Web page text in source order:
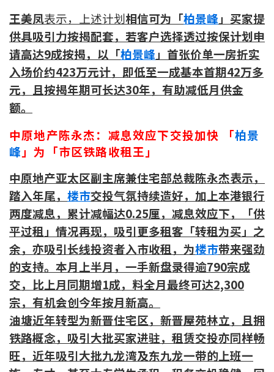
本网页所提供资料仅作参考用途。
若因错漏而引致任何不便或损失，中原按揭概不负责。
本网站采用无障碍网页设计，如有任何问题，可查询：
2889 2886 / cmb@mail.centanet.com
中原地产 | 网上搵楼 |
中原工商铺
© 2026 中原按揭经纪有限公司 Centaline Mortgage Broker Limited 版权所有
条款及细则
王美凤表示， 上述计划相信可为「柏景峰」买家提
供具吸引力按揭配套，若客户选择透过按保计划申
请高达9成按揭，以「柏景峰」首张价单一房折实
入场价约423万元计，即低至一成基本首期42万多
元，且按揭年期可长达30年，有助减低月供金
额。
中原地产陈永杰：减息效应下交投加快 「柏景
峰」为「市区铁路收租王」
中原地产亚太区副主席兼住宅部总裁陈永杰表示，
踏入年尾， 楼市交投气氛持续造好，加上本港银行
两度减息，累计减幅达0.25厘，减息效应下，「供
平过租」情况再现，吸引更多租客「转租为买」之
余，亦吸引长线投资者入市收租，为楼市带来强劲
的支持。本月上半月，一手新盘录得逾790宗成
交，比上月同期增1成，料全月最终可达2,300
宗，有机会创今年按月新高。
油塘近年转型为新晋住宅区，新晋屋苑林立，且拥
铁路概念，吸引大批买家进驻，租赁交投亦同样畅
旺，近年吸引大批九龙湾及东九龙一带的上班一